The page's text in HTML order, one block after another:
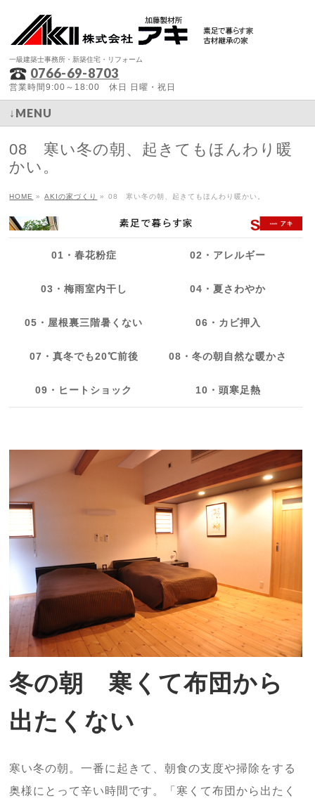
一級建築士事務所・新築住宅・リフォーム
0766-69-8703
営業時間9:00～18:00 休日 日曜・祝日
↓MENU
08 寒い冬の朝、起きてもほんわり暖
かい。
HOME » AKIの家づくり » 08 寒い冬の朝、起きてもほんわり暖かい。
01・春花粉症 02・アレルギー
03・梅雨室内干し 04・夏さわやか
05・屋根裏三階暑くない 06・カビ押入
07・真冬でも20℃前後 08・冬の朝自然な暖かさ
09・ヒートショック 10・頭寒足熱
冬の朝 寒くて布団から
出たくない
寒い冬の朝。一番に起きて、朝食の支度や掃除をする
奥様にとって辛い時間です。「寒くて布団から出たく